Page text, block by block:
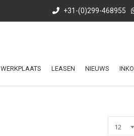
+31-(0)299-468955
WERKPLAATS LEASEN NIEUWS
12